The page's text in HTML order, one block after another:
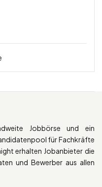
Jobbörse und ein
für Fachkräfte
erhalten Jobanbieter die
und Bewerber aus allen